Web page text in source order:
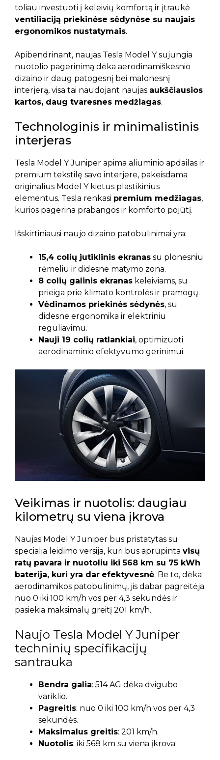
toliau investuoti į keleivių komfortą ir įtraukė
ventiliaciją priekinėse sėdynėse su naujais
ergonomikos nustatymais.
Apibendrinant, naujas Tesla Model Y sujungia
nuotolio pagerinimą dėka aerodinamiškesnio
dizaino ir daug patogesnį bei malonesnį
interjerą, visa tai naudojant naujas aukščiausios
kartos, daug tvaresnes medžiagas.
Technologinis ir minimalistinis
interjeras
Tesla Model Y Juniper apima aliuminio apdailas ir
premium tekstilę savo interjere, pakeisdama
originalius Model Y kietus plastikinius
elementus. Tesla renkasi premium medžiagas,
kurios pagerina prabangos ir komforto pojūtį.
Išskirtiniausi naujo dizaino patobulinimai yra:
15,4 colių jutiklinis ekranas su plonesniu
rėmeliu ir didesne matymo zona.
8 colių galinis ekranas keleiviams, su
prieiga prie klimato kontrolės ir pramogų.
Vėdinamos priekinės sėdynės, su
didesne ergonomika ir elektriniu
reguliavimu.
Nauji 19 colių ratlankiai, optimizuoti
aerodinaminio efektyvumo gerinimui.
Veikimas ir nuotolis: daugiau
kilometrų su viena įkrova
Naujas Model Y Juniper bus pristatytas su
specialia leidimo versija, kuri bus aprūpinta visų
ratų pavara ir nuotoliu iki 568 km su 75 kWh
baterija, kuri yra dar efektyvesnė. Be to, dėka
aerodinamikos patobulinimų, jis dabar pagreitėja
nuo 0 iki 100 km/h vos per 4,3 sekundės ir
pasiekia maksimalų greitį 201 km/h.
Naujo Tesla Model Y Juniper
techninių specifikacijų
santrauka
Bendra galia: 514 AG dėka dvigubo
variklio.
Pagreitis: nuo 0 iki 100 km/h vos per 4,3
sekundės.
Maksimalus greitis: 201 km/h.
Nuotolis: iki 568 km su viena įkrova.